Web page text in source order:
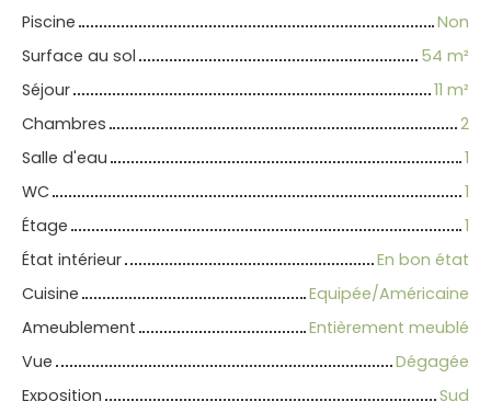
Piscine
Non
Surface au sol
54 m²
Séjour
11 m²
Chambres
2
Salle d'eau
1
WC
1
Étage
1
État intérieur
En bon état
Cuisine
Equipée/Américaine
Ameublement
Entièrement meublé
Vue
Dégagée
Exposition
Sud